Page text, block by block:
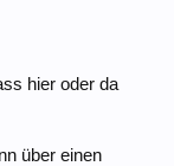
hier oder da
über einen